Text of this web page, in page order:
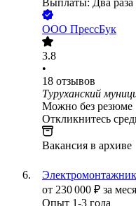
Выплаты: Два раза
ООО ПрессБук
3.8
•
18 отзывов
Туруханский
Можно без резюме
Откликнитесь
Вакансия в архиве
от 230 000 ₽ за
Опыт 1-3 года